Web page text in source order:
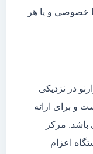
خصوصی و یا هر
در نزدیکی
و برای ارائه
مرکز
اعزام